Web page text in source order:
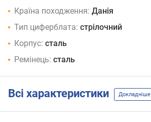
Країна походження: Данія
Тип циферблата: стрілочний
Корпус: сталь
Ремінець: сталь
Всі характеристики Докладніше